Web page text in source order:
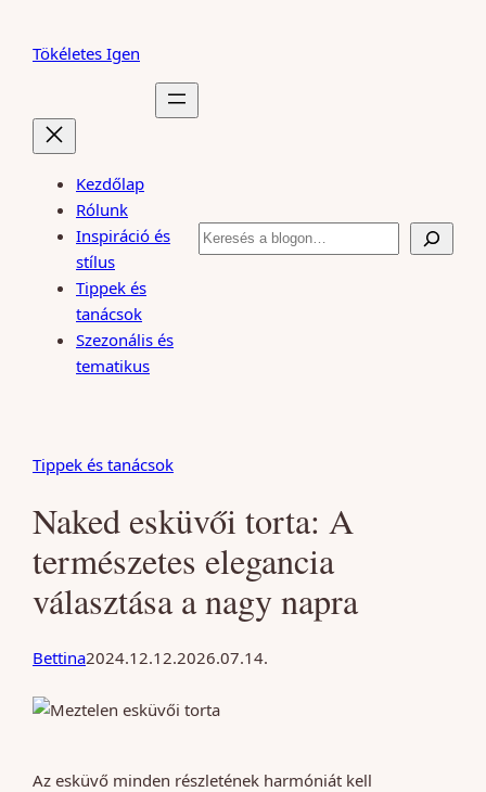
Tökéletes Igen
Kezdőlap
Rólunk
Inspiráció és
stílus
Tippek és
tanácsok
Szezonális és
tematikus
Keresés
Tippek és tanácsok
Naked esküvői torta: A
természetes elegancia
választása a nagy napra
Bettina2024.12.12.2026.07.14.
Az esküvő minden részletének harmóniát kell